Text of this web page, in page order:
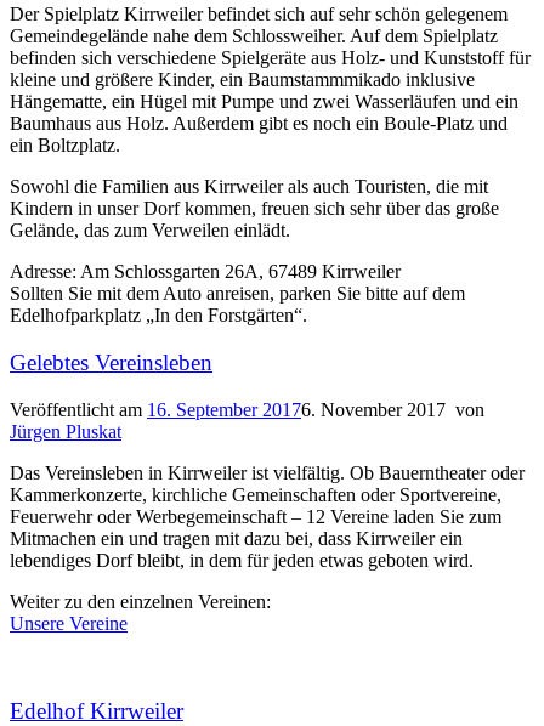
Der Spielplatz Kirrweiler befindet sich auf sehr schön gelegenem
Gemeindegelände nahe dem Schlossweiher. Auf dem Spielplatz
befinden sich verschiedene Spielgeräte aus Holz- und Kunststoff für
kleine und größere Kinder, ein Baumstammmikado inklusive
Hängematte, ein Hügel mit Pumpe und zwei Wasserläufen und ein
Baumhaus aus Holz. Außerdem gibt es noch ein Boule-Platz und
ein Boltzplatz.
Sowohl die Familien aus Kirrweiler als auch Touristen, die mit
Kindern in unser Dorf kommen, freuen sich sehr über das große
Gelände, das zum Verweilen einlädt.
Adresse: Am Schlossgarten 26A, 67489 Kirrweiler
Sollten Sie mit dem Auto anreisen, parken Sie bitte auf dem
Edelhofparkplatz „In den Forstgärten“.
Gelebtes Vereinsleben
Veröffentlicht am 16. September 20176. November 2017 von
Jürgen Pluskat
Das Vereinsleben in Kirrweiler ist vielfältig. Ob Bauerntheater oder
Kammerkonzerte, kirchliche Gemeinschaften oder Sportvereine,
Feuerwehr oder Werbegemeinschaft – 12 Vereine laden Sie zum
Mitmachen ein und tragen mit dazu bei, dass Kirrweiler ein
lebendiges Dorf bleibt, in dem für jeden etwas geboten wird.
Weiter zu den einzelnen Vereinen:
Unsere Vereine
Edelhof Kirrweiler